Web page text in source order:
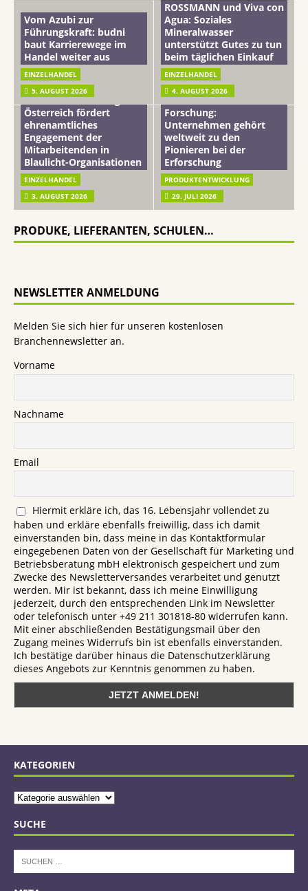
Vom Azubi zur
Führungskraft: budni
baut Karrierewege im
Handel weiter aus
EINZELHANDEL
5. AUGUST 2026
ROSSMANN und Viva con
Agua: Soziales
Mineralwasser
unterstützt Gutes zu tun
beim täglichen Einkauf
EINZELHANDEL
4. AUGUST 2026
mehr vom leben tag: dm
Österreich fördert
ehrenamtliches
Engagement der
Mitarbeitenden in
Blaulicht-Organisationen
EINZELHANDEL
3. AUGUST 2026
Beiersdorf
Hautmikrobiom-
Forschung:
Unternehmen gehört
weltweit zu den
Pionieren bei der
Erforschung
PRODUKTENTWICKLUNG
29. JULI 2026
PRODUKE, LIEFERANTEN, SCHULEN…
NEWSLETTER ANMELDUNG
Melden Sie sich hier für unseren kostenlosen
Branchennewsletter an.
Vorname
Nachname
Email
Hiermit erkläre ich, das 16. Lebensjahr vollendet zu
haben und erkläre ebenfalls freiwillig, dass ich damit
einverstanden bin, dass meine in das Kontaktformular
eingegebenen Daten von der Gesellschaft für Marketing und
Betriebsberatung mbH elektronisch gespeichert und zum
Zwecke des Newsletterversandes verarbeitet und genutzt
werden. Mir ist bekannt, dass ich meine Einwilligung
jederzeit, durch den entsprechenden Link im Newsletter
oder telefonisch unter +49 211 301818-80 widerrufen kann.
Mit einer abschließenden Bestätigungsmail über den
Zugang meines Widerrufs bin ist ebenfalls einverstanden.
Ich bestätige darüber hinaus die Datenschutzerklärung
dieses Angebots zur Kenntnis genommen zu haben.
KATEGORIEN
SUCHE